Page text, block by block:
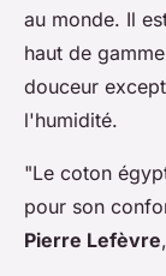
au monde. Il
haut de
douceur
l'humidité.
"Le coton
pour son
Pierre Lefèvre